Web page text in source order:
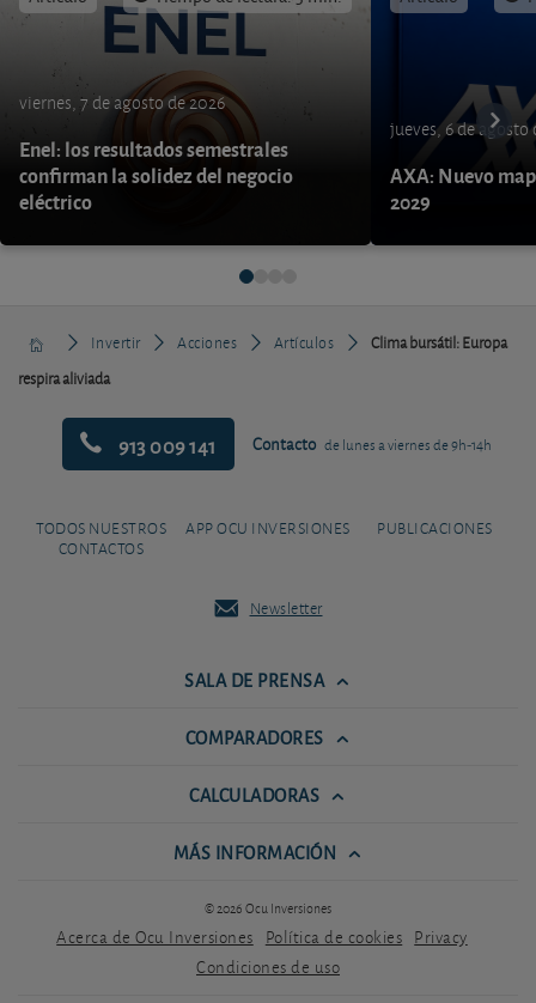
viernes, 7 de agosto de 2026
Enel: los resultados semestrales
confirman la solidez del negocio
eléctrico
jueves, 6 de agosto
AXA: Nuevo
2029
Invertir Acciones Artículos
Clima bursátil: Europa
respira aliviada
913 009 141 Contacto de lunes a viernes de 9h-14h
TODOS NUESTROS
CONTACTOS
APP OCU INVERSIONES PUBLICACIONES
Newsletter
SALA DE PRENSA
COMPARADORES
CALCULADORAS
MÁS INFORMACIÓN
© 2026 Ocu Inversiones
Acerca de Ocu Inversiones Política de cookies Privacy
Condiciones de uso